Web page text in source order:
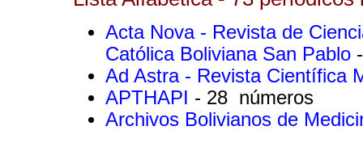
Acta Nova - Revista de
Católica Boliviana San Pablo
Ad Astra - Revista Científica
APTHAPI - 28 números
Archivos Bolivianos de